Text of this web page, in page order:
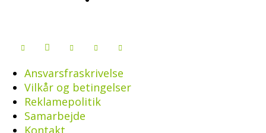
Ansvarsfraskrivelse
Vilkår og betingelser
Reklamepolitik
Samarbejde
Kontakt